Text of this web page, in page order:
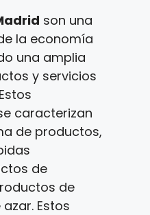
son una
la economía
una amplia
y servicios
caracterizan
de productos,
de
de
Estos